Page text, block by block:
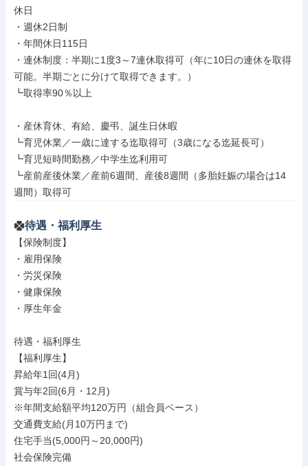
休日
・週休2日制
・年間休日115日
・連休制度：半期に1度3～7連休取得可（年に10日の連休を取得
可能。半期ごとに分けて取得できます。）
┗取得率90％以上
・産休育休、有給、慶弔、誕生日休暇
┗育児休業／一歳に達する迄取得可（3歳になる迄延長可）
┗育児短時間勤務／中学生迄利用可
┗産前産後休業／産前6週間、産後8週間（多胎妊娠の場合は14
週間）取得可
待遇・福利厚生
【保険制度】
・雇用保険
・労災保険
・健康保険
・厚生年金
待遇・福利厚生
【福利厚生】
昇給年1回(4月)
賞与年2回(6月・12月)
※年間支給額平均120万円（組合員ベース）
交通費支給(月10万円まで)
住宅手当(5,000円～20,000円)
社会保険完備